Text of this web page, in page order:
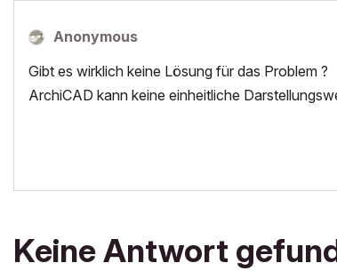
Anonymous
Gibt es wirklich keine Lösung für das Problem ?
ArchiCAD kann keine einheitliche
Keine Antwort